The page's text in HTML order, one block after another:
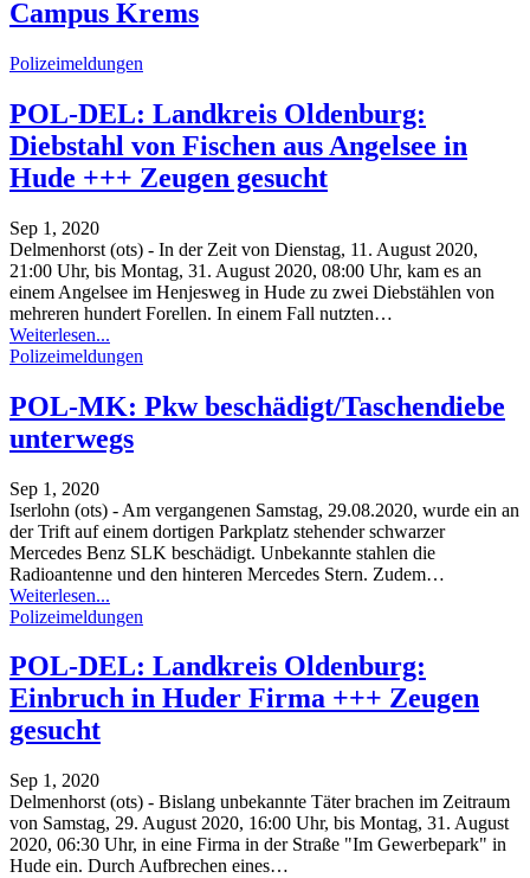
Campus Krems
Polizeimeldungen
POL-DEL: Landkreis Oldenburg:
Diebstahl von Fischen aus Angelsee in
Hude +++ Zeugen gesucht
Sep 1, 2020
Delmenhorst (ots) - In der Zeit von Dienstag, 11. August 2020,
21:00 Uhr, bis Montag, 31. August 2020, 08:00 Uhr, kam es an
einem Angelsee im Henjesweg in Hude zu zwei Diebstählen von
mehreren hundert Forellen. In einem Fall nutzten…
Weiterlesen...
Polizeimeldungen
POL-MK: Pkw beschädigt/Taschendiebe
unterwegs
Sep 1, 2020
Iserlohn (ots) - Am vergangenen Samstag, 29.08.2020, wurde ein an
der Trift auf einem dortigen Parkplatz stehender schwarzer
Mercedes Benz SLK beschädigt. Unbekannte stahlen die
Radioantenne und den hinteren Mercedes Stern. Zudem…
Weiterlesen...
Polizeimeldungen
POL-DEL: Landkreis Oldenburg:
Einbruch in Huder Firma +++ Zeugen
gesucht
Sep 1, 2020
Delmenhorst (ots) - Bislang unbekannte Täter brachen im Zeitraum
von Samstag, 29. August 2020, 16:00 Uhr, bis Montag, 31. August
2020, 06:30 Uhr, in eine Firma in der Straße "Im Gewerbepark" in
Hude ein. Durch Aufbrechen eines…